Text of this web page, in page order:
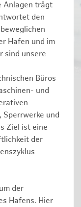
Anlagen trägt
den
Hafen und im
sind unsere
Büros
und
Sperrwerke und
Ziel ist eine
der
der
Hafens. Hier